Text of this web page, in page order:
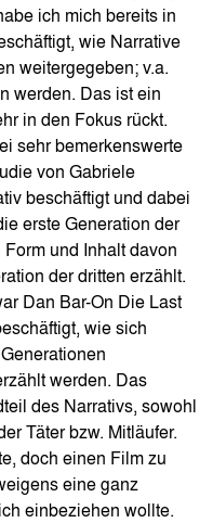
ich mich bereits in
wie Narrative
weitergegeben; v.a.
werden. Das ist ein
in den Fokus rückt.
sehr bemerkenswerte
von Gabriele
beschäftigt und dabei
erste Generation der
und Inhalt davon
der dritten erzählt.
Dan Bar-On Die Last
wie sich
werden. Das
des Narrativs, sowohl
Täter bzw. Mitläufer.
doch einen Film zu
eine ganz
einbeziehen wollte.